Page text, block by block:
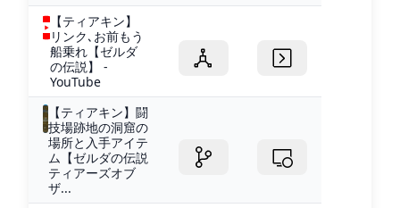
【ティアキン】
リンク､お前もう
船乗れ【ゼルダ
の伝説】 -
YouTube
【ティアキン】闘
技場跡地の洞窟の
場所と入手アイテ
ム【ゼルダの伝説
ティアーズオブ
ザ...